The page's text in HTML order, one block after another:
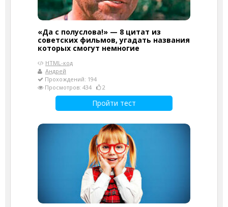
«Да с полуслова!» — 8 цитат из
советских фильмов, угадать названия
которых смогут немногие
HTML-код
Андрей
Прохождений: 194
Просмотров: 434
2
Пройти тест